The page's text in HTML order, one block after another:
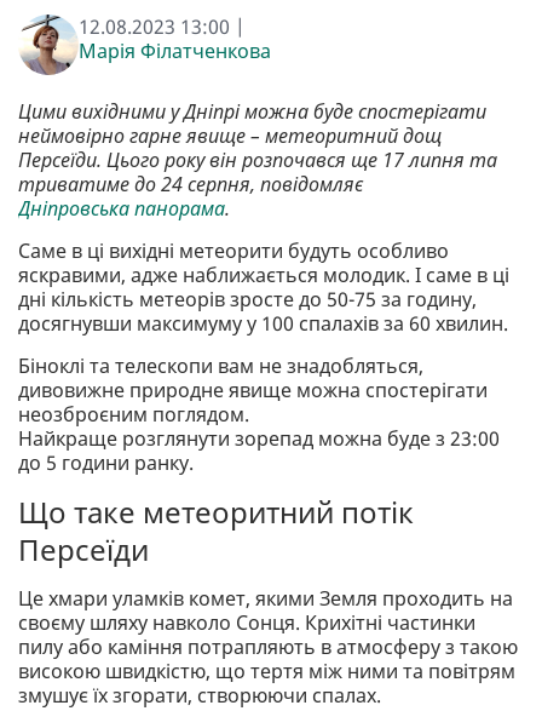
12.08.2023 13:00 |
Марія Філатченкова
Цими вихідними у Дніпрі можна буде спостерігати
неймовірно гарне явище – метеоритний дощ
Персеїди. Цього року він розпочався ще 17 липня та
триватиме до 24 серпня, повідомляє
Дніпровська панорама.
Саме в ці вихідні метеорити будуть особливо
яскравими, адже наближається молодик. І саме в ці
дні кількість метеорів зросте до 50-75 за годину,
досягнувши максимуму у 100 спалахів за 60 хвилин.
Біноклі та телескопи вам не знадобляться,
дивовижне природне явище можна спостерігати
неозброєним поглядом.
Найкраще розглянути зорепад можна буде з 23:00
до 5 години ранку.
Що таке метеоритний потік
Персеїди
Це хмари уламків комет, якими Земля проходить на
своєму шляху навколо Сонця. Крихітні частинки
пилу або каміння потрапляють в атмосферу з такою
високою швидкістю, що тертя між ними та повітрям
змушує їх згорати, створюючи спалах.